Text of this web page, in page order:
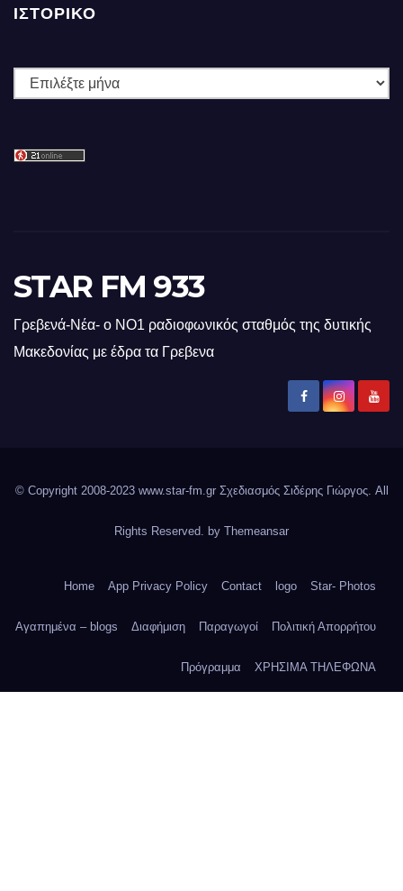
ΙΣΤΟΡΙΚΌ
Ιστορικό
STAR FM 933
Γρεβενά-Νέα- ο ΝΟ1 ραδιοφωνικός σταθμός της δυτικής
Μακεδονίας με έδρα τα Γρεβενα
© Copyright 2008-2023 www.star-fm.gr Σχεδιασμός Σιδέρης Γιώργος. All
Rights Reserved. by Themeansar
Home App Privacy Policy Contact logo Star- Photos
Αγαπημένα – blogs Διαφήμιση Παραγωγοί Πολιτική Απορρήτου
Πρόγραμμα ΧΡΗΣΙΜΑ ΤΗΛΕΦΩΝΑ